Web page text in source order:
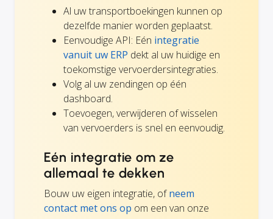
Al uw transportboekingen kunnen op
dezelfde manier worden geplaatst.
Eenvoudige API: Eén integratie
vanuit uw ERP dekt al uw huidige en
toekomstige vervoerdersintegraties.
Volg al uw zendingen op één
dashboard.
Toevoegen, verwijderen of wisselen
van vervoerders is snel en eenvoudig.
Eén integratie om ze
allemaal te dekken
Bouw uw eigen integratie, ofneem
contact met ons op om een van onze